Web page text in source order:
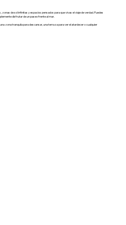
zonas de sol infinitas y espacios pensados para que vivas el viaje de verdad. Puedes
disfrutar de un paseo frente al mar.
una zona tranquila para descansar, una terraza para ver el atardecer o cualquier